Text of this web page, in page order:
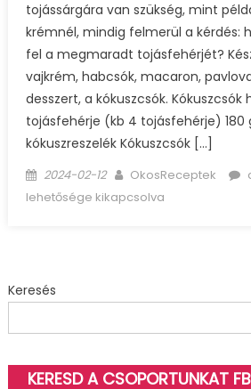
tojássárgára van szükség, mint
krémnél, mindig felmerül a kérdés:
fel a megmaradt tojásfehérjét?
vajkrém, habcsók, macaron,
desszert, a kókuszcsók. Kókuszcsók
tojásfehérje (kb 4 tojásfehérje) 180
kókuszreszelék Kókuszcsók […]
Posted
on
2024-02-12 Author
OkosReceptek
lehetősége kikapcsolva
Keresés
KERESD A CSOPORTUNKAT